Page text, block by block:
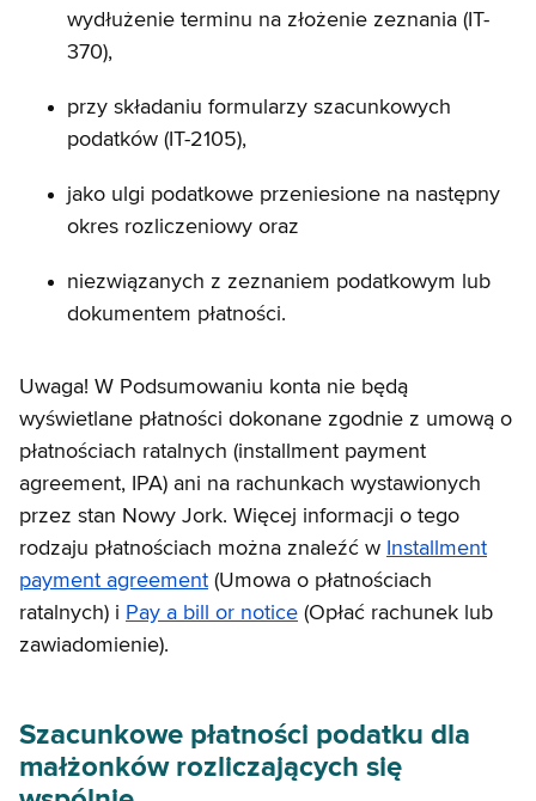
wydłużenie terminu na złożenie zeznania (IT-
370),
przy składaniu formularzy szacunkowych
podatków (IT-2105),
jako ulgi podatkowe przeniesione na następny
okres rozliczeniowy oraz
niezwiązanych z zeznaniem podatkowym lub
dokumentem płatności.
Uwaga! W Podsumowaniu konta nie będą
wyświetlane płatności dokonane zgodnie z umową o
płatnościach ratalnych (installment payment
agreement, IPA) ani na rachunkach wystawionych
przez stan Nowy Jork. Więcej informacji o tego
rodzaju płatnościach można znaleźć w Installment
payment agreement (Umowa o płatnościach
ratalnych) i Pay a bill or notice (Opłać rachunek lub
zawiadomienie).
Szacunkowe płatności podatku dla
małżonków rozliczających się